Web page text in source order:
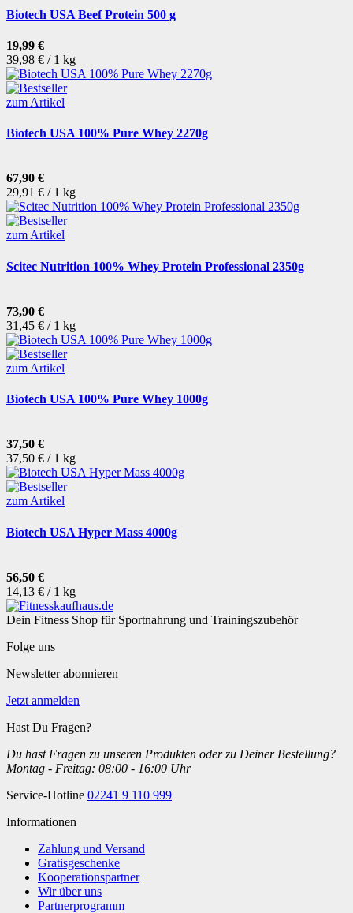
Biotech USA Beef Protein 500 g
19,99 €
39,98 € / 1 kg
zum Artikel
Biotech USA 100% Pure Whey 2270g
67,90 €
29,91 € / 1 kg
zum Artikel
Scitec Nutrition 100% Whey Protein Professional 2350g
73,90 €
31,45 € / 1 kg
zum Artikel
Biotech USA 100% Pure Whey 1000g
37,50 €
37,50 € / 1 kg
zum Artikel
Biotech USA Hyper Mass 4000g
56,50 €
14,13 € / 1 kg
Dein Fitness Shop für Sportnahrung und Trainingszubehör
Folge uns
Newsletter abonnieren
Jetzt anmelden
Hast Du Fragen?
Du hast Fragen zu unseren Produkten oder zu Deiner Bestellung?
Montag - Freitag: 08:00 - 16:00 Uhr
Service-Hotline 02241 9 110 999
Informationen
Zahlung und Versand
Gratisgeschenke
Kooperationspartner
Wir über uns
Partnerprogramm